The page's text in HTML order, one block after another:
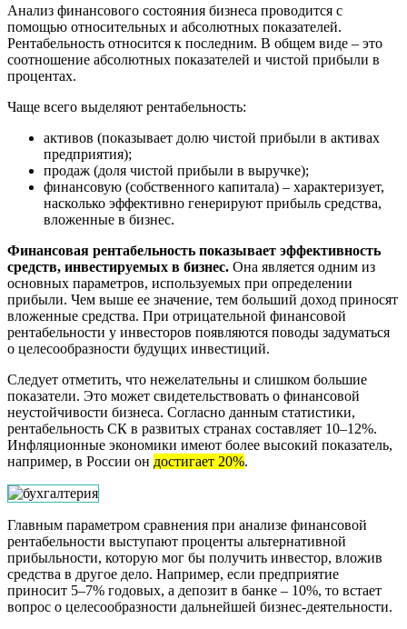
Анализ финансового состояния бизнеса проводится с
помощью относительных и абсолютных показателей.
Рентабельность относится к последним. В общем виде – это
соотношение абсолютных показателей и чистой прибыли в
процентах.
Чаще всего выделяют рентабельность:
активов (показывает долю чистой прибыли в активах
предприятия);
продаж (доля чистой прибыли в выручке);
финансовую (собственного капитала) – характеризует,
насколько эффективно генерируют прибыль средства,
вложенные в бизнес.
Финансовая рентабельность показывает эффективность
средств, инвестируемых в бизнес. Она является одним из
основных параметров, используемых при определении
прибыли. Чем выше ее значение, тем больший доход приносят
вложенные средства. При отрицательной финансовой
рентабельности у инвесторов появляются поводы задуматься
о целесообразности будущих инвестиций.
Следует отметить, что нежелательны и слишком большие
показатели. Это может свидетельствовать о финансовой
неустойчивости бизнеса. Согласно данным статистики,
рентабельность СК в развитых странах составляет 10–12%.
Инфляционные экономики имеют более высокий показатель,
например, в России он достигает 20%.
Главным параметром сравнения при анализе финансовой
рентабельности выступают проценты альтернативной
прибыльности, которую мог бы получить инвестор, вложив
средства в другое дело. Например, если предприятие
приносит 5–7% годовых, а депозит в банке – 10%, то встает
вопрос о целесообразности дальнейшей бизнес-деятельности.